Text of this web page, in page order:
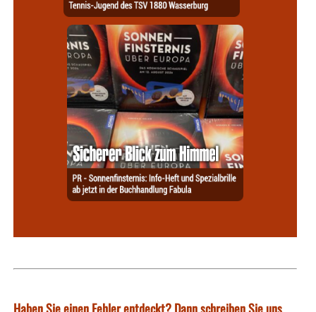
Haben Sie einen Fehler entdeckt? Dann schreiben Sie uns